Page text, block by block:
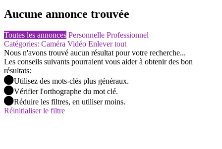
Aucune annonce trouvée
Toutes les annonces Personnelle Professionnel
Catégories: Caméra Vidéo Enlever tout
Nous n'avons trouvé aucun résultat pour votre recherche...
Les conseils suivants pourraient vous aider à obtenir des bon
résultats:
Utilisez des mots-clés plus généraux.
Vérifier l'orthographe du mot clé.
Réduire les filtres, en utiliser moins.
Réinitialiser le filtre